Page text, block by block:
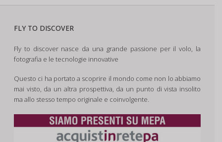
FLY TO DISCOVER
Fly to discover nasce da una grande passione per il volo, la
fotografia e le tecnologie innovative
Questo ci ha portato a scoprire il mondo come non lo abbiamo
mai visto, da un altra prospettiva, da un punto di vista insolito
ma allo stesso tempo originale e coinvolgente.